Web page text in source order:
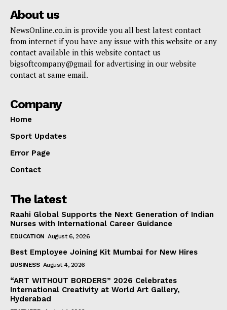
About us
NewsOnline.co.in is provide you all best latest contact
from internet if you have any issue with this website or any
contact available in this website contact us
bigsoftcompany@gmail for advertising in our website
contact at same email.
Company
Home
Sport Updates
Error Page
Contact
The latest
Raahi Global Supports the Next Generation of Indian
Nurses with International Career Guidance
EDUCATION August 6, 2026
Best Employee Joining Kit Mumbai for New Hires
BUSINESS August 4, 2026
“ART WITHOUT BORDERS” 2026 Celebrates
International Creativity at World Art Gallery,
Hyderabad